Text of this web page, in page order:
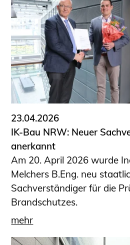
23.04.2026
IK-Bau NRW: Neuer
anerkannt
Am 20. April 2026 wurde
Melchers B.Eng. neu
Sachverständiger für die
Brandschutzes.
mehr